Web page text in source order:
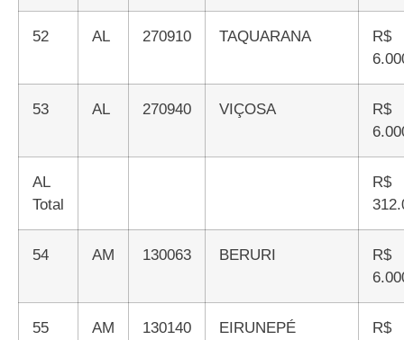
52 AL 270910 TAQUARANA
R$
53 AL 270940 VIÇOSA
R$
AL
Total
R$
54 AM 130063 BERURI
R$
55 AM 130140 EIRUNEPÉ
R$